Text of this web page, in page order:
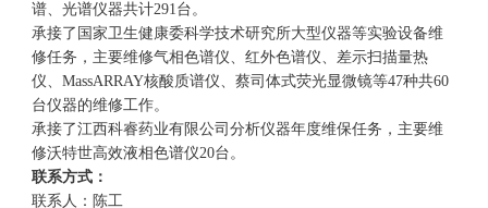
谱、光谱仪器共计291台。
承接了国家卫生健康委科学技术研究所大型仪器等实验设备维
修任务，主要维修气相色谱仪、红外色谱仪、差示扫描量热
仪、MassARRAY核酸质谱仪、蔡司体式荧光显微镜等47种共60
台仪器的维修工作。
承接了江西科睿药业有限公司分析仪器年度维保任务，主要维
修沃特世高效液相色谱仪20台。
联系方式：
联系人：陈工